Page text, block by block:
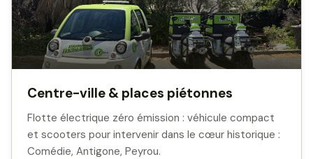
Centre-ville & places piétonnes
Flotte électrique zéro émission : véhicule compact
et scooters pour intervenir dans le cœur historique :
Comédie, Antigone, Peyrou.